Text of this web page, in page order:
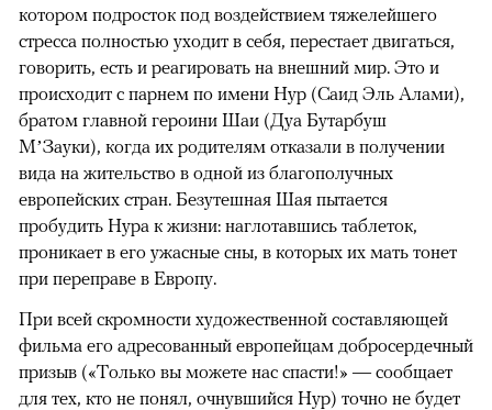
котором подросток под воздействием тяжелейшего
стресса полностью уходит в себя, перестает двигаться,
говорить, есть и реагировать на внешний мир. Это и
происходит с парнем по имени Нур (Саид Эль Алами),
братом главной героини Шаи (Дуа Бутарбуш
М’Зауки), когда их родителям отказали в получении
вида на жительство в одной из благополучных
европейских стран. Безутешная Шая пытается
пробудить Нура к жизни: наглотавшись таблеток,
проникает в его ужасные сны, в которых их мать тонет
при переправе в Европу.
При всей скромности художественной составляющей
фильма его адресованный европейцам добросердечный
призыв («Только вы можете нас спасти!» — сообщает
для тех, кто не понял, очнувшийся Нур) точно не будет